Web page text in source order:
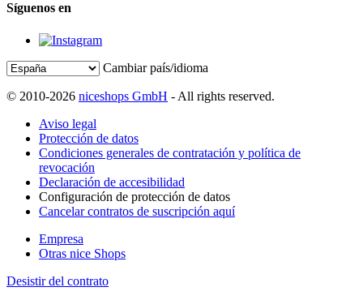
Síguenos en
Cambiar país/idioma
© 2010-2026 niceshops GmbH - All rights reserved.
Aviso legal
Protección de datos
Condiciones generales de contratación y política de
revocación
Declaración de accesibilidad
Configuración de protección de datos
Cancelar contratos de suscripción aquí
Empresa
Otras nice Shops
Desistir del contrato